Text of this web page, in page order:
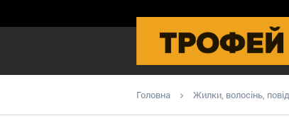
Головна Жилки, волосінь,